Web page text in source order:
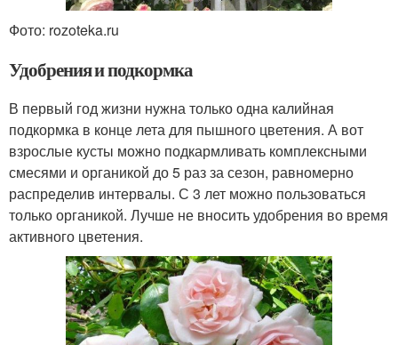
Фото: rozoteka.ru
Удобрения и подкормка
В первый год жизни нужна только одна калийная
подкормка в конце лета для пышного цветения. А вот
взрослые кусты можно подкармливать комплексными
смесями и органикой до 5 раз за сезон, равномерно
распределив интервалы. С 3 лет можно пользоваться
только органикой. Лучше не вносить удобрения во время
активного цветения.